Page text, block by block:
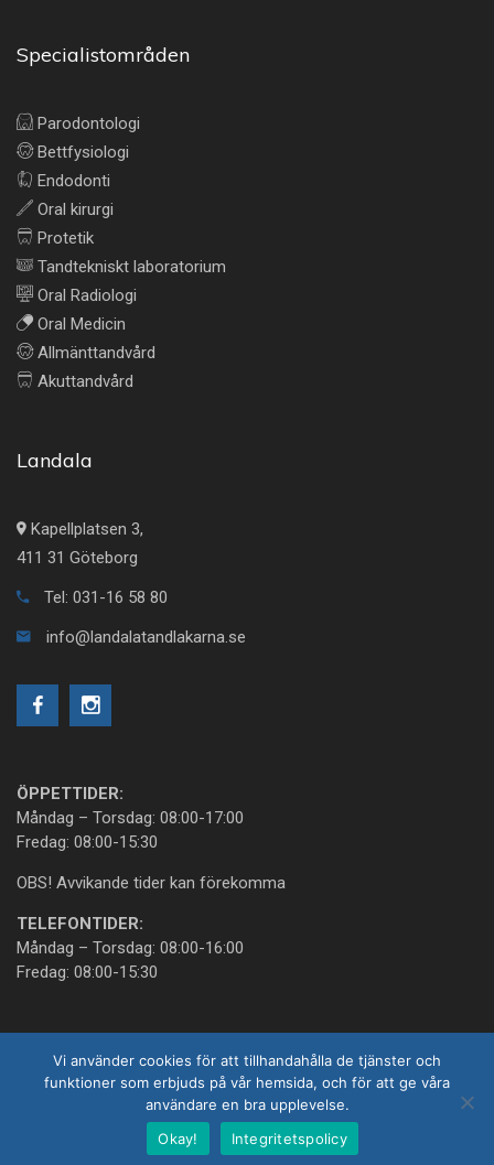
Specialistområden
Parodontologi
Bettfysiologi
Endodonti
Oral kirurgi
Protetik
Tandtekniskt laboratorium
Oral Radiologi
Oral Medicin
Allmänttandvård
Akuttandvård
Landala
Kapellplatsen 3,
411 31 Göteborg
Tel: 031-16 58 80
info@landalatandlakarna.se
ÖPPETTIDER:
Måndag – Torsdag: 08:00-17:00
Fredag: 08:00-15:30
OBS! Avvikande tider kan förekomma
TELEFONTIDER:
Måndag – Torsdag: 08:00-16:00
Fredag: 08:00-15:30
Copyright © 2026 Landalatandläkarna AB; All Rights Reserved.
By Aidev AB.
Vi använder cookies för att tillhandahålla de tjänster och
funktioner som erbjuds på vår hemsida, och för att ge våra
användare en bra upplevelse.
Okay!
Integritetspolicy